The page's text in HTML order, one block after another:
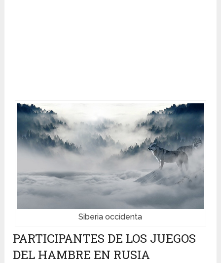
Siberia occidenta
PARTICIPANTES DE LOS JUEGOS
DEL HAMBRE EN RUSIA